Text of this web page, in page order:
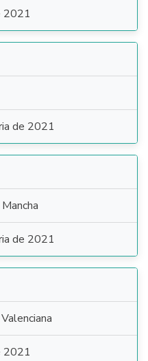
2021
de 2021
de 2021
2021